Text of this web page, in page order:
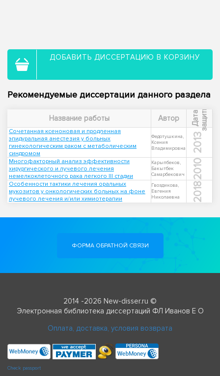
ДОБАВИТЬ ДИССЕРТАЦИЮ В КОРЗИНУ
Рекомендуемые диссертации данного раздела
Название работы Автор Д
а
т
а
з
а
щ
и
т ы
Сочетанная ксеноновая и продленная
эпидуральная анестезия у больных
гинекологическим раком с метаболическим
синдромом
Федотушкина,
Ксения
Владимировна
2013
Многофакторный анализ эффективности
хирургического и лучевого лечения
немелкоклеточного рака легкого III стадии
Карыпбеков,
Бакытбек
Самарбекович
2010
Особенности тактики лечения оральных
мукозитов у онкологических больных на фоне
лучевого лечения и/или химиотерапии
Гвоздикова,
Евгения
Николаевна
2018
ФОРМА ОБРАТНОЙ СВЯЗИ
2014 -2026 New-disser.ru ©
Электронная библиотека диссертаций ФЛ Иванов Е О
Оплата, доставка, условия возврата
Check passport